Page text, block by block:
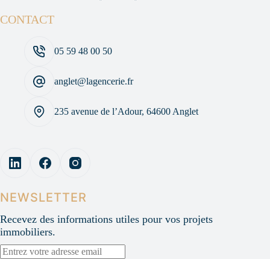
CONTACT
05 59 48 00 50
anglet@lagencerie.fr
235 avenue de l’Adour, 64600 Anglet
NEWSLETTER
Recevez des informations utiles pour vos projets
immobiliers.